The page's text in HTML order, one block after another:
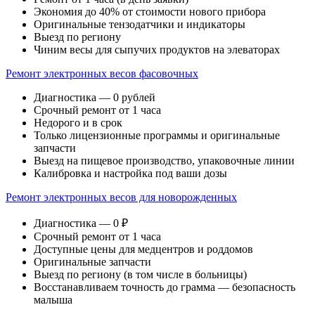
Экономия до 40% от стоимости нового прибора
Оригинальные тензодатчики и индикаторы
Выезд по региону
Чиним весы для сыпучих продуктов на элеваторах
Ремонт электронных весов фасовочных
Диагностика — 0 рублей
Срочный ремонт от 1 часа
Недорого и в срок
Только лицензионные программы и оригинальные
запчасти
Выезд на пищевое производство, упаковочные линии
Калибровка и настройка под ваши дозы
Ремонт электронных весов для новорожденных
Диагностика — 0 ₽
Срочный ремонт от 1 часа
Доступные цены для медцентров и роддомов
Оригинальные запчасти
Выезд по региону (в том числе в больницы)
Восстанавливаем точность до грамма — безопасность
малыша